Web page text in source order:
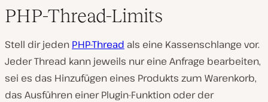
PHP-Thread-Limits
Stell dir jeden PHP-Thread als eine Kassenschlange vor.
Jeder Thread kann jeweils nur eine Anfrage bearbeiten,
sei es das Hinzufügen eines Produkts zum Warenkorb,
das Ausführen einer Plugin-Funktion oder der